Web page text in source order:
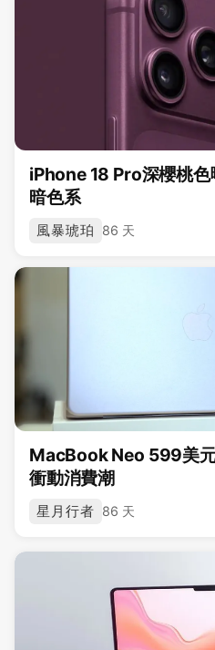
iPhone 18 Pro深櫻桃
暗色系
風暴琥珀 86 天
MacBook Neo 599美
衝動消費潮
星月行者 86 天